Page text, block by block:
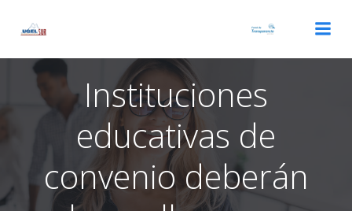
Instituciones
educativas de
convenio deberán